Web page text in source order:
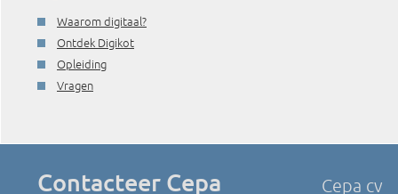
Waarom digitaal?
Ontdek Digikot
Opleiding
Vragen
Contacteer Cepa Cepa cv